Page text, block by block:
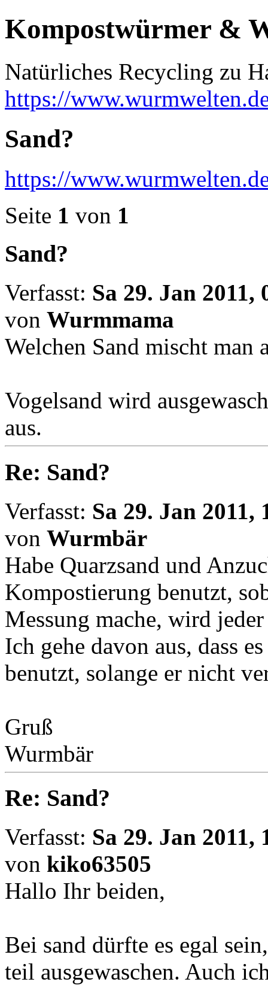
Kompostwürmer &
Natürliches Recycling zu
https://
Sand?
https://
Seite 1 von 1
Sand?
Verfasst: Sa 29. Jan 2011,
von Wurmmama
Welchen Sand mischt man
Vogelsand wird
aus.
Re: Sand?
Verfasst: Sa 29. Jan 2011,
von Wurmbär
Habe Quarzsand und
Kompostierung benutzt,
Messung mache, wird
Ich gehe davon aus, dass
benutzt, solange er nicht
Gruß
Wurmbär
Re: Sand?
Verfasst: Sa 29. Jan 2011,
von kiko63505
Hallo Ihr beiden,
Bei sand dürfte es egal
teil ausgewaschen. Auch